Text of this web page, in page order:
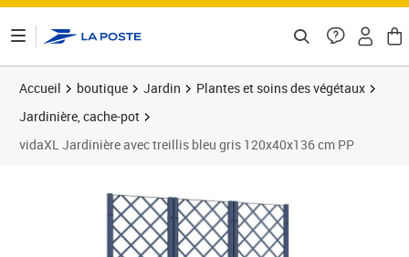
Accueil boutique Jardin
Plantes et soins des végétaux
Jardinière, cache-pot
vidaXL Jardinière avec treillis bleu gris 120x40x136 cm PP